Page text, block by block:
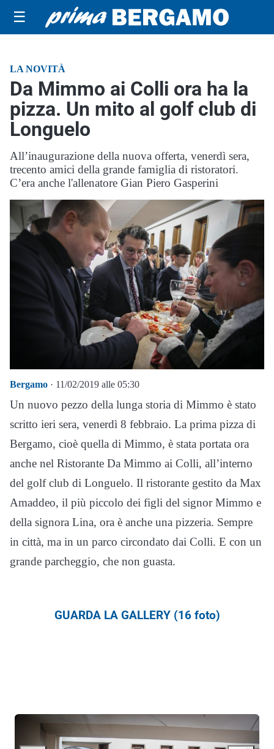
☰
LA NOVITÀ
Da Mimmo ai Colli ora ha la
pizza. Un mito al golf club di
Longuelo
All’inaugurazione della nuova offerta, venerdì sera,
trecento amici della grande famiglia di ristoratori.
C’era anche l'allenatore Gian Piero Gasperini
Bergamo · 11/02/2019 alle 05:30
Un nuovo pezzo della lunga storia di Mimmo è stato
scritto ieri sera, venerdì 8 febbraio. La prima pizza di
Bergamo, cioè quella di Mimmo, è stata portata ora
anche nel Ristorante Da Mimmo ai Colli, all’interno
del golf club di Longuelo. Il ristorante gestito da Max
Amaddeo, il più piccolo dei figli del signor Mimmo e
della signora Lina, ora è anche una pizzeria. Sempre
in città, ma in un parco circondato dai Colli. E con un
grande parcheggio, che non guasta.
GUARDA LA GALLERY (16 foto)